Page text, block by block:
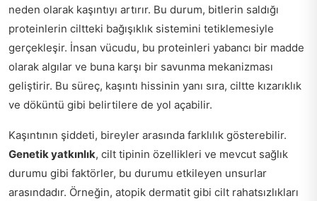
neden olarak kaşıntıyı artırır. Bu durum, bitlerin saldığı
proteinlerin ciltteki bağışıklık sistemini tetiklemesiyle
gerçekleşir. İnsan vücudu, bu proteinleri yabancı bir madde
olarak algılar ve buna karşı bir savunma mekanizması
geliştirir. Bu süreç, kaşıntı hissinin yanı sıra, ciltte kızarıklık
ve döküntü gibi belirtilere de yol açabilir.
Kaşıntının şiddeti, bireyler arasında farklılık gösterebilir.
Genetik yatkınlık, cilt tipinin özellikleri ve mevcut sağlık
durumu gibi faktörler, bu durumu etkileyen unsurlar
arasındadır. Örneğin, atopik dermatit gibi cilt rahatsızlıkları